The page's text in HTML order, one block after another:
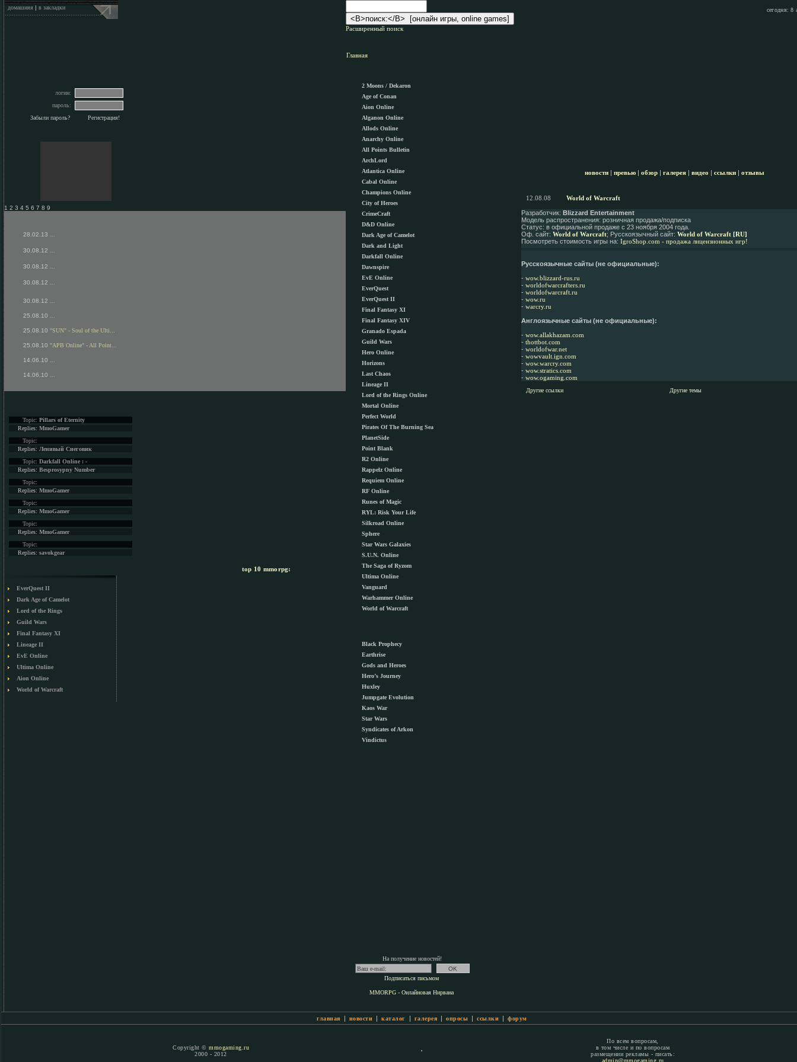
домашняя | в закладки
логин:
пароль:
Забыли пароль?
Регистрация!
1 2 3 4 5 6 7 8 9
28.02.13
30.08.12
30.08.12
30.08.12
30.08.12
25.08.10
25.08.10 "SUN" - Soul of the Ulti...
25.08.10 "APB Online" - All Point...
14.06.10
14.06.10
Topic: Pillars of Eternity
Replies: MmoGamer
Topic:
Replies: Ленивый Снеговик
Topic: Darkfall Online : -
Replies: Besprosypny Number
Topic:
Replies: MmoGamer
Topic:
Replies: MmoGamer
Topic:
Replies: MmoGamer
Topic:
Replies: savokgear
top 10 mmorpg:
EverQuest II
Dark Age of Camelot
Lord of the Rings
Guild Wars
Final Fantasy XI
Lineage II
EvE Online
Ultima Online
Aion Online
World of Warcraft
Расширенный поиск
Главная
2 Moons / Dekaron
Age of Conan
Aion Online
Alganon Оnline
Allods Online
Anarchy Online
All Points Bulletin
ArchLord
Atlantica Online
Cabal Online
Champions Online
City of Heroes
CrimeCraft
D&D Online
Dark Age of Camelot
Dark and Light
Darkfall Online
Dawnspire
EvE Online
EverQuest
EverQuest II
Final Fantasy XI
Final Fantasy XIV
Granado Espada
Guild Wars
Hero Online
Horizons
Last Chaos
Lineage II
Lord of the Rings Online
Mortal Online
Perfect World
Pirates Of The Burning Sea
PlanetSide
Point Blank
R2 Online
Rappelz Online
Requiem Online
RF Online
Runes of Magic
RYL: Risk Your Life
Silkroad Online
Sphere
Star Wars Galaxies
S.U.N. Online
The Saga of Ryzom
Ultima Online
Vanguard
Warhammer Online
World of Warcraft
Black Prophecy
Earthrise
Gods and Heroes
Hero’s Journey
Huxley
Jumpgate Evolution
Kaos War
Star Wars
Syndicates of Arkon
Vindictus
На получение новостей!
Подписаться письмом
MMORPG - Онлайновая Нирвана
сегодня: 8
новости | превью | обзор | галерея | видео | ссылки | отзывы
12.08.08 World of Warcraft
Разработчик: Blizzard Entertainment
Модель распространения: розничная продажа/подписка
Статус: в официальной продаже с 23 ноября 2004 года.
Оф. сайт: World of Warcraft; Русскоязычный сайт: World of Warcraft [RU]
Посмотреть стоимость игры на: IgroShop.com - продажа лицензионных игр!
Русскоязычные сайты (не официальные):
- wow.blizzard-rus.ru
- worldofwarcrafters.ru
- worldofwarcraft.ru
- wow.ru
- warcry.ru
Англоязычные сайты (не официальные):
- wow.allakhazam.com
- thottbot.com
- worldofwar.net
- wowvault.ign.com
- wow.warcry.com
- wow.stratics.com
- wow.ogaming.com
Другие ссылки Другие темы
главная | новости | каталог | галерея | опросы | ссылки | форум
Copyright © mmogaming.ru
2000 - 2012
По всем вопросам,
в том числе и по вопросам
размещении рекламы - писать:
admin@mmogaming.ru